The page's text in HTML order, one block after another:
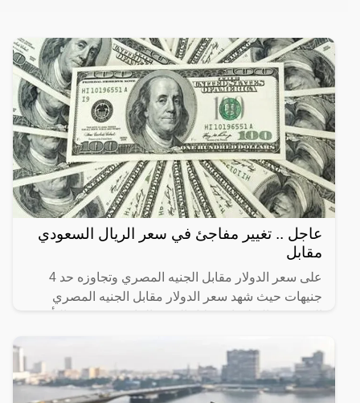
عاجل .. تغيير مفاجئ في سعر الريال السعودي
مقابل
على سعر الدولار مقابل الجنيه المصري وتجاوزه حد 4
جنيهات حيث شهد سعر الدولار مقابل الجنيه المصري